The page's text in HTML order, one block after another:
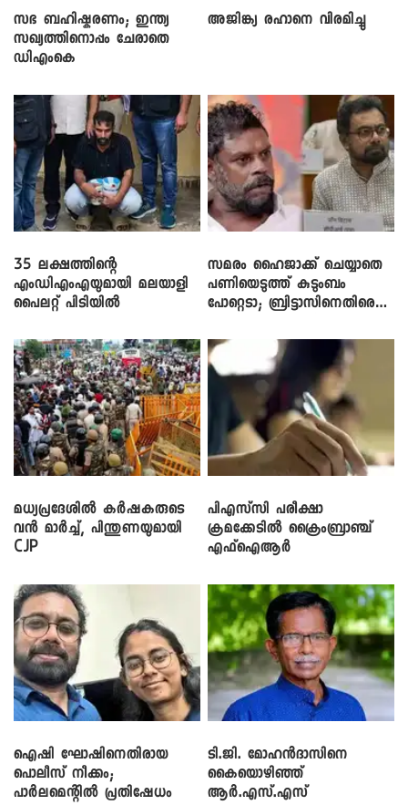
സഭ ബഹിഷ്കരണം; ഇന്ത്യ
സഖ്യത്തിനൊപ്പം ചേരാതെ
ഡിഎംകെ
അജിങ്ക്യ രഹാനെ വിരമിച്ചു
35 ലക്ഷത്തിന്റെ
എംഡിഎംഎയുമായി മലയാളി
പൈലറ്റ് പിടിയിൽ
സമരം ഹൈജാക്ക് ചെയ്യാതെ
പണിയെടുത്ത് കുടുംബം
പോറ്റെടാ; ബ്രിട്ടാസിനെതിരെ
മധ്യപ്രദേശിൽ കർഷകരുടെ
വൻ മാർച്ച്, പിന്തുണയുമായി
CJP
പിഎസ്‌സി പരീക്ഷാ
ക്രമക്കേ‌ടിൽ ക്രൈംബ്രാഞ്ച്
എഫ്ഐആർ
ഐഷി ഘോഷിനെതിരായ
പൊലീസ് നീക്കം;
പാര്‍ലമെന്റിൽ പ്രതിഷേധം
ടി.ജി. മോഹൻദാസിനെ
കൈയൊഴിഞ്ഞ്
ആർ.എസ്.എസ്